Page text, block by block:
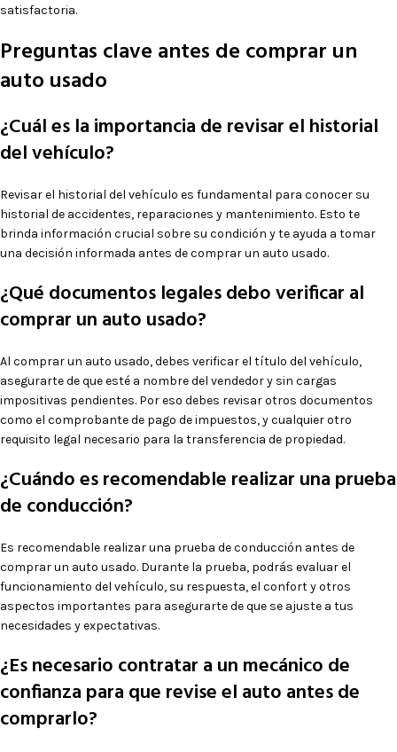
satisfactoria.
Preguntas clave antes de comprar un
auto usado
¿Cuál es la importancia de revisar el historial
del vehículo?
Revisar el historial del vehículo es fundamental para conocer su
historial de accidentes, reparaciones y mantenimiento. Esto te
brinda información crucial sobre su condición y te ayuda a tomar
una decisión informada antes de comprar un auto usado.
¿Qué documentos legales debo verificar al
comprar un auto usado?
Al comprar un auto usado, debes verificar el título del vehículo,
asegurarte de que esté a nombre del vendedor y sin cargas
impositivas pendientes. Por eso debes revisar otros documentos
como el comprobante de pago de impuestos, y cualquier otro
requisito legal necesario para la transferencia de propiedad.
¿Cuándo es recomendable realizar una prueba
de conducción?
Es recomendable realizar una prueba de conducción antes de
comprar un auto usado. Durante la prueba, podrás evaluar el
funcionamiento del vehículo, su respuesta, el confort y otros
aspectos importantes para asegurarte de que se ajuste a tus
necesidades y expectativas.
¿Es necesario contratar a un mecánico de
confianza para que revise el auto antes de
comprarlo?